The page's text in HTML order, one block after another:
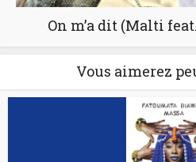
On m’a dit (Malti
Vous aimerez